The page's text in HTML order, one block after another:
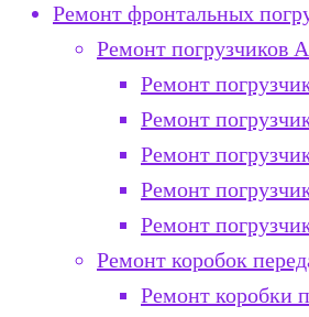
Ремонт фронтальных
Ремонт погрузчиков
Ремонт
Ремонт
Ремонт
Ремонт
Ремонт
Ремонт коробок
Ремонт коробки